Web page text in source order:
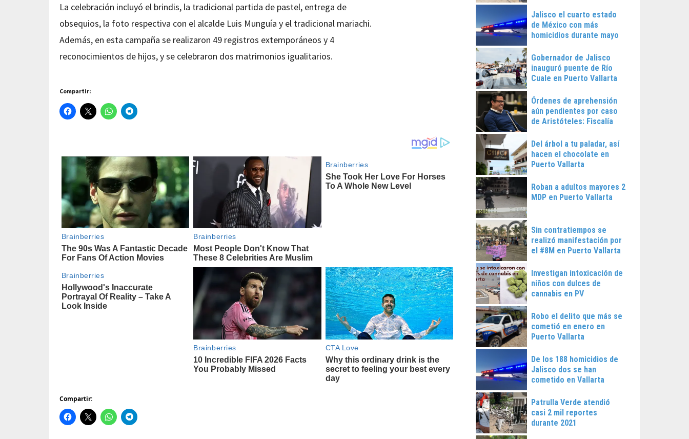
La celebración incluyó el brindis, la tradicional partida de pastel, entrega de
obsequios, la foto respectiva con el alcalde Luis Munguía y el tradicional mariachi.
Además, en esta campaña se realizaron 49 registros extemporáneos y 4
reconocimientos de hijos, y se celebraron dos matrimonios igualitarios.
Compartir:
Compartir:
Jalisco el cuarto estado
de México con más
homicidios durante mayo
Gobernador de Jalisco
inauguró puente de Río
Cuale en Puerto Vallarta
Órdenes de aprehensión
aún pendientes por caso
de Aristóteles: Fiscalía
Del árbol a tu paladar, así
hacen el chocolate en
Puerto Vallarta
Roban a adultos mayores 2
MDP en Puerto Vallarta
Sin contratiempos se
realizó manifestación por
el #8M en Puerto Vallarta
Investigan intoxicación de
niños con dulces de
cannabis en PV
Robo el delito que más se
cometió en enero en
Puerto Vallarta
De los 188 homicidios de
Jalisco dos se han
cometido en Vallarta
Patrulla Verde atendió
casi 2 mil reportes
durante 2021